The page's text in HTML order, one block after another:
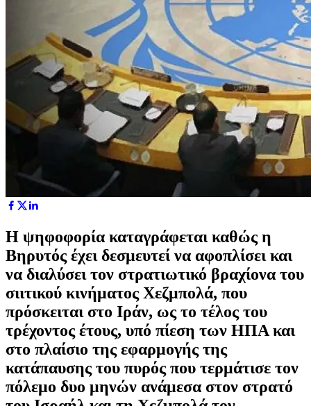
Η ψηφοφορία καταγράφεται καθώς η
Βηρυτός έχει δεσμευτεί να αφοπλίσει και
να διαλύσει τον στρατιωτικό βραχίονα του
σιιτικού κινήματος Χεζμπολά, που
πρόσκειται στο Ιράν, ως το τέλος του
τρέχοντος έτους, υπό πίεση των ΗΠΑ και
στο πλαίσιο της εφαρμογής της
κατάπαυσης του πυρός που τερμάτισε τον
πόλεμο δυο μηνών ανάμεσα στον στρατό